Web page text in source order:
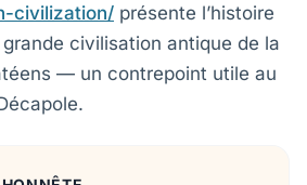
civilization/ présente l’histoire
grande civilisation antique de la
— un contrepoint utile au